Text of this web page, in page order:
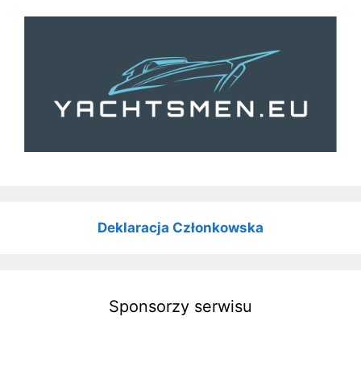
Deklaracja Członkowska
Sponsorzy serwisu